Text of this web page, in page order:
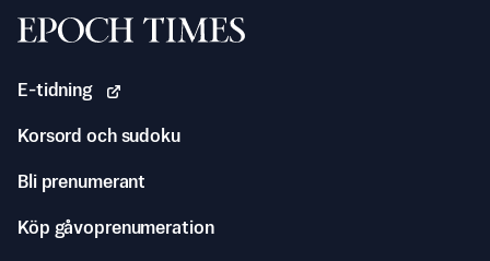
Svenska Epoch Times
E-tidning
Korsord och sudoku
Bli prenumerant
Köp gåvoprenumeration